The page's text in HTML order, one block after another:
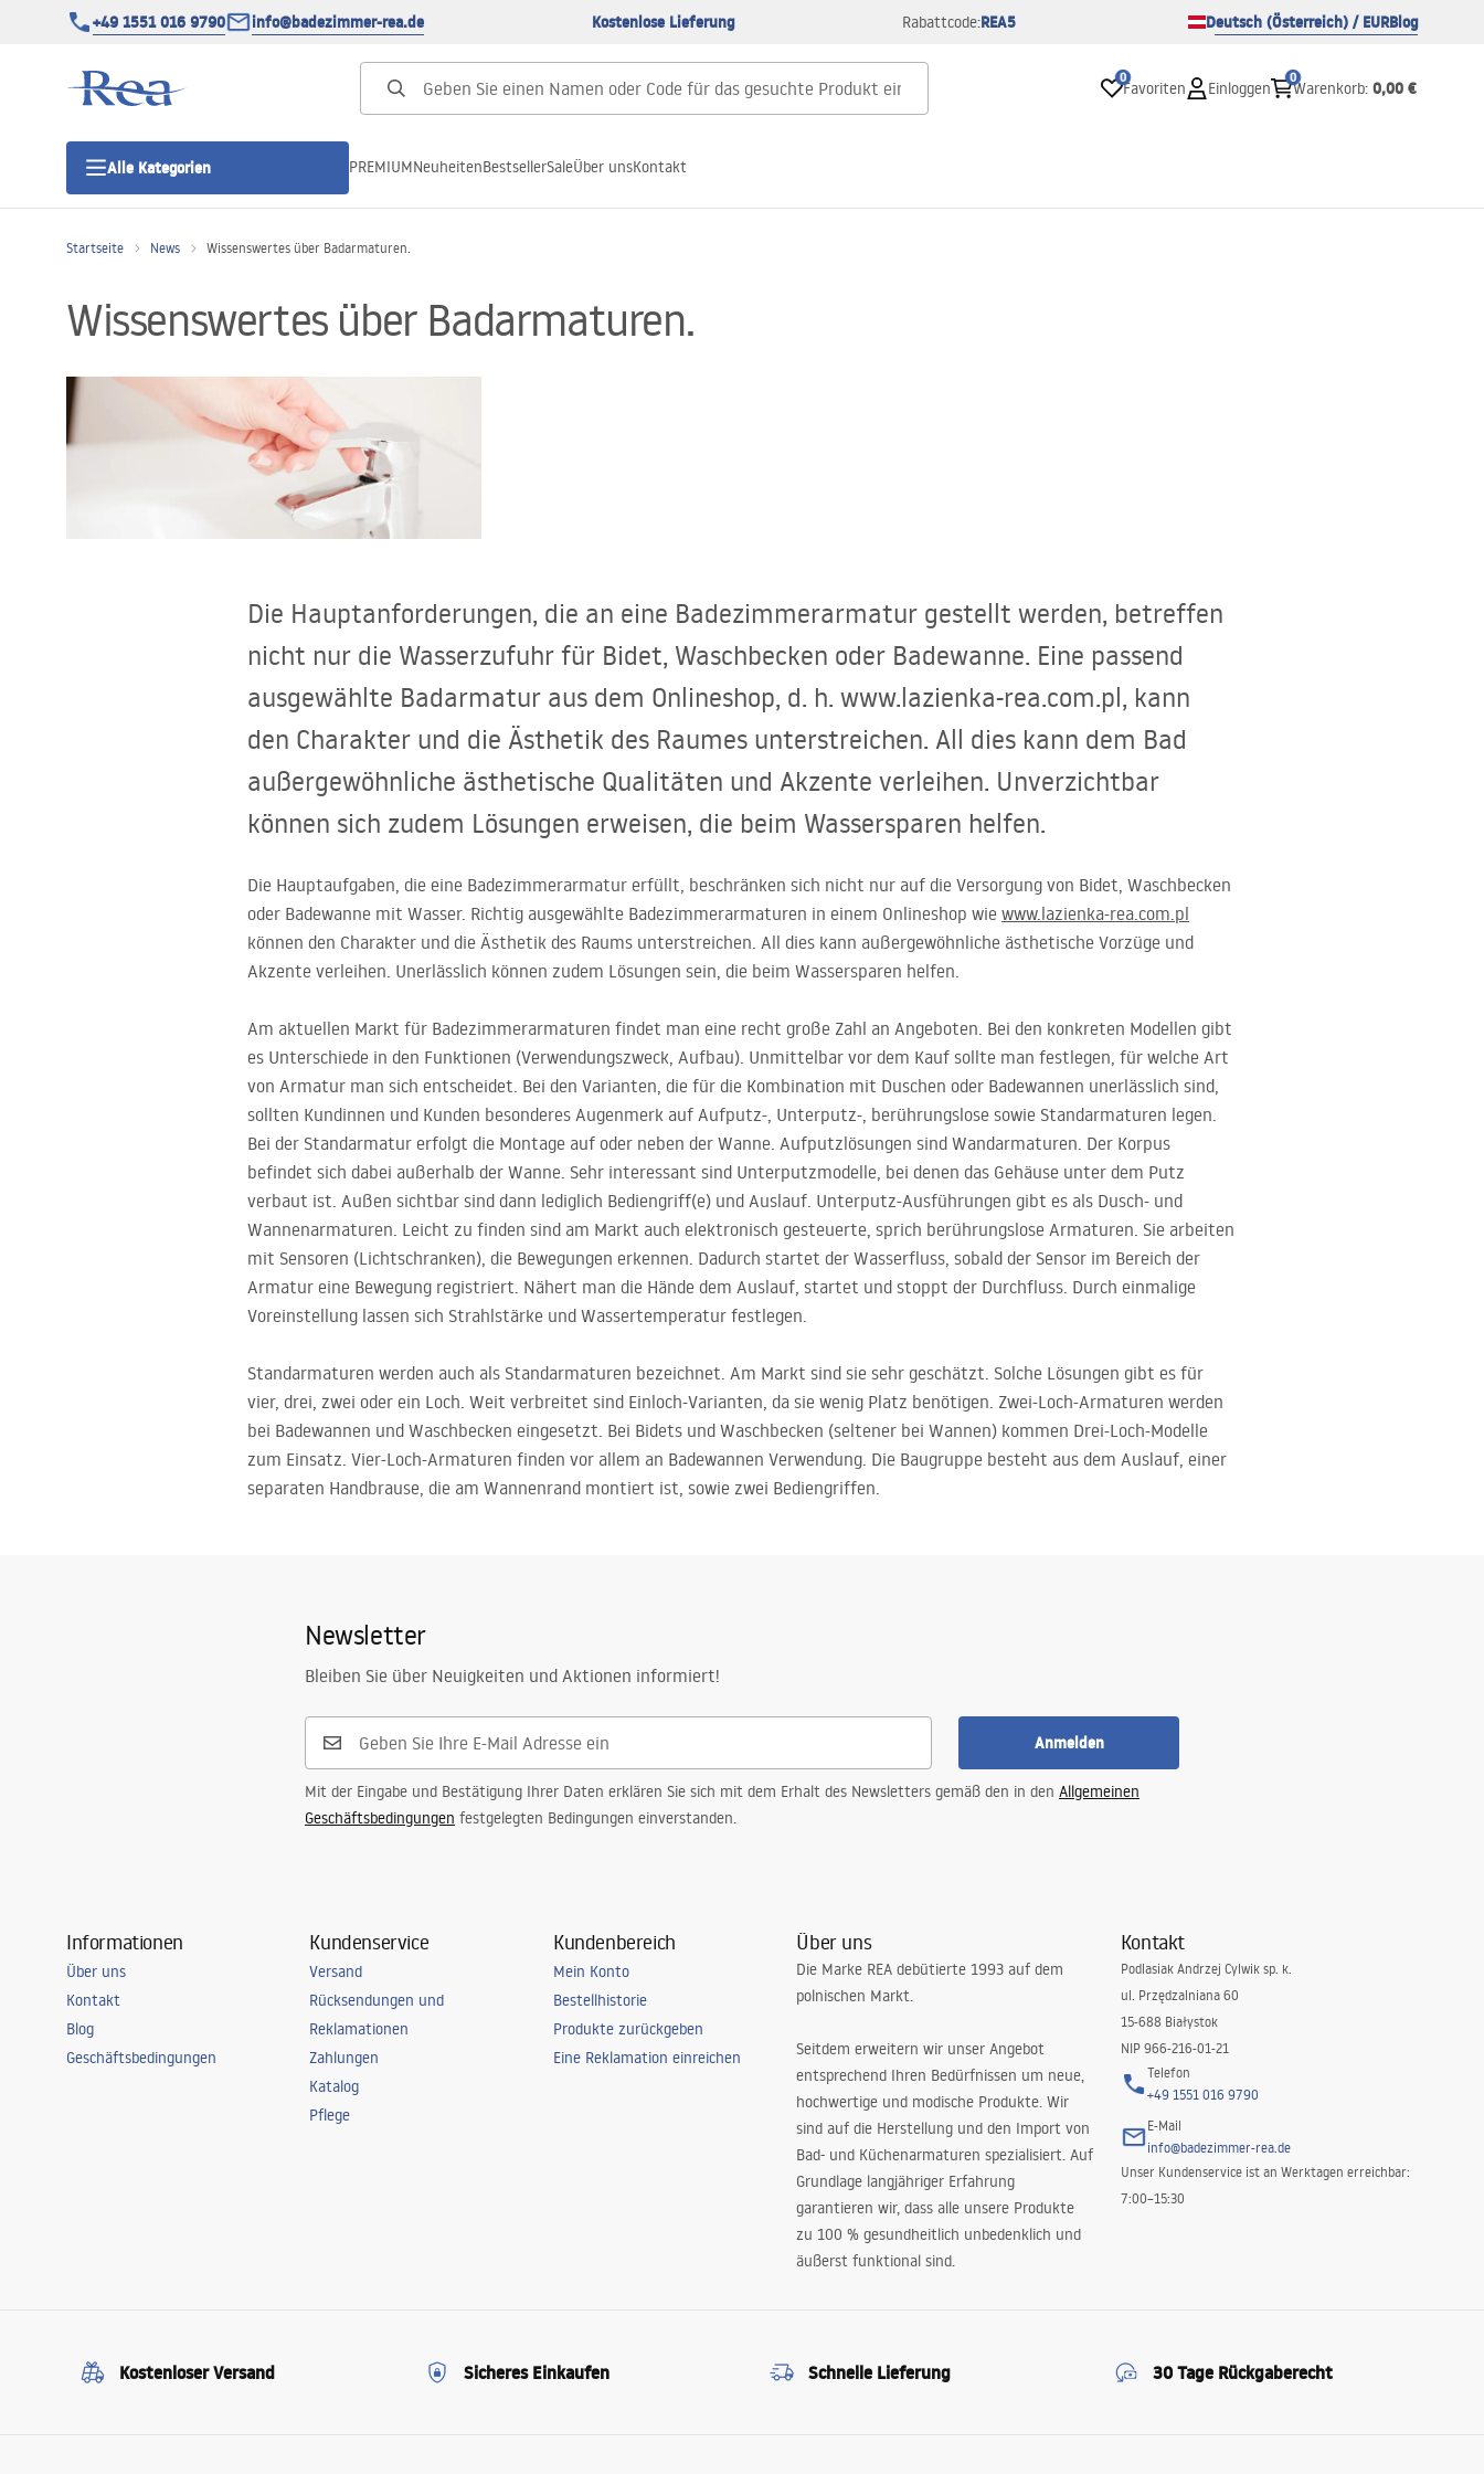
+49 1551 016 9790 info@badezimmer-rea.de Kostenlose Lieferung Rabattcode:REA5 Deutsch (Österreich) / EURBlog
0
Favoriten Einloggen
0
Warenkorb: 0,00 €
Alle Kategorien
Duschtüren
Duschwannen
Badezimmerzubehör und Möbel
PREMIUMNeuheitenBestsellerSaleÜber unsKontakt
Startseite News Wissenswertes über Badarmaturen.
Wissenswertes über Badarmaturen.
Die Hauptanforderungen, die an eine Badezimmerarmatur gestellt werden, betreffen
nicht nur die Wasserzufuhr für Bidet, Waschbecken oder Badewanne. Eine passend
ausgewählte Badarmatur aus dem Onlineshop, d. h. www.lazienka-rea.com.pl, kann
den Charakter und die Ästhetik des Raumes unterstreichen. All dies kann dem Bad
außergewöhnliche ästhetische Qualitäten und Akzente verleihen. Unverzichtbar
können sich zudem Lösungen erweisen, die beim Wassersparen helfen.
Die Hauptaufgaben, die eine Badezimmerarmatur erfüllt, beschränken sich nicht nur auf die Versorgung von Bidet, Waschbecken
oder Badewanne mit Wasser. Richtig ausgewählte Badezimmerarmaturen in einem Onlineshop wie www.lazienka-rea.com.pl
können den Charakter und die Ästhetik des Raums unterstreichen. All dies kann außergewöhnliche ästhetische Vorzüge und
Akzente verleihen. Unerlässlich können zudem Lösungen sein, die beim Wassersparen helfen.
Am aktuellen Markt für Badezimmerarmaturen findet man eine recht große Zahl an Angeboten. Bei den konkreten Modellen gibt
es Unterschiede in den Funktionen (Verwendungszweck, Aufbau). Unmittelbar vor dem Kauf sollte man festlegen, für welche Art
von Armatur man sich entscheidet. Bei den Varianten, die für die Kombination mit Duschen oder Badewannen unerlässlich sind,
sollten Kundinnen und Kunden besonderes Augenmerk auf Aufputz-, Unterputz-, berührungslose sowie Standarmaturen legen.
Bei der Standarmatur erfolgt die Montage auf oder neben der Wanne. Aufputzlösungen sind Wandarmaturen. Der Korpus
befindet sich dabei außerhalb der Wanne. Sehr interessant sind Unterputzmodelle, bei denen das Gehäuse unter dem Putz
verbaut ist. Außen sichtbar sind dann lediglich Bediengriff(e) und Auslauf. Unterputz-Ausführungen gibt es als Dusch- und
Wannenarmaturen. Leicht zu finden sind am Markt auch elektronisch gesteuerte, sprich berührungslose Armaturen. Sie arbeiten
mit Sensoren (Lichtschranken), die Bewegungen erkennen. Dadurch startet der Wasserfluss, sobald der Sensor im Bereich der
Armatur eine Bewegung registriert. Nähert man die Hände dem Auslauf, startet und stoppt der Durchfluss. Durch einmalige
Voreinstellung lassen sich Strahlstärke und Wassertemperatur festlegen.
Standarmaturen werden auch als Standarmaturen bezeichnet. Am Markt sind sie sehr geschätzt. Solche Lösungen gibt es für
vier, drei, zwei oder ein Loch. Weit verbreitet sind Einloch-Varianten, da sie wenig Platz benötigen. Zwei-Loch-Armaturen werden
bei Badewannen und Waschbecken eingesetzt. Bei Bidets und Waschbecken (seltener bei Wannen) kommen Drei-Loch-Modelle
zum Einsatz. Vier-Loch-Armaturen finden vor allem an Badewannen Verwendung. Die Baugruppe besteht aus dem Auslauf, einer
separaten Handbrause, die am Wannenrand montiert ist, sowie zwei Bediengriffen.
Newsletter
Bleiben Sie über Neuigkeiten und Aktionen informiert!
Anmelden
Mit der Eingabe und Bestätigung Ihrer Daten erklären Sie sich mit dem Erhalt des Newsletters gemäß den in den Allgemeinen
Geschäftsbedingungen festgelegten Bedingungen einverstanden.
Informationen
Über uns
Kontakt
Blog
Geschäftsbedingungen
Kundenservice
Versand
Rücksendungen und
Reklamationen
Zahlungen
Katalog
Pflege
Kundenbereich
Mein Konto
Bestellhistorie
Produkte zurückgeben
Eine Reklamation einreichen
Über uns
Die Marke REA debütierte 1993 auf dem
polnischen Markt.
Seitdem erweitern wir unser Angebot
entsprechend Ihren Bedürfnissen um neue,
hochwertige und modische Produkte. Wir
sind auf die Herstellung und den Import von
Bad- und Küchenarmaturen spezialisiert. Auf
Grundlage langjähriger Erfahrung
garantieren wir, dass alle unsere Produkte
zu 100 % gesundheitlich unbedenklich und
äußerst funktional sind.
Kontakt
Podlasiak Andrzej Cylwik sp. k.
ul. Przędzalniana 60
15-688 Białystok
NIP 966-216-01-21
Telefon
+49 1551 016 9790
E-Mail
info@badezimmer-rea.de
Unser Kundenservice ist an Werktagen erreichbar:
7:00–15:30
Kostenloser Versand Sicheres Einkaufen Schnelle Lieferung 30 Tage Rückgaberecht